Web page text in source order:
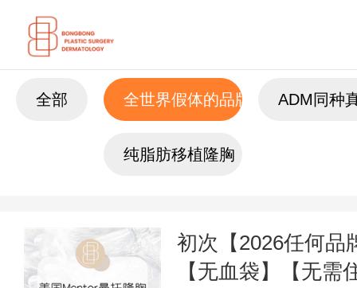
全部 全世界假体的品牌 ADM同种
纯脂肪移植隆胸
初次【2026任何品
【无血袋】【无需